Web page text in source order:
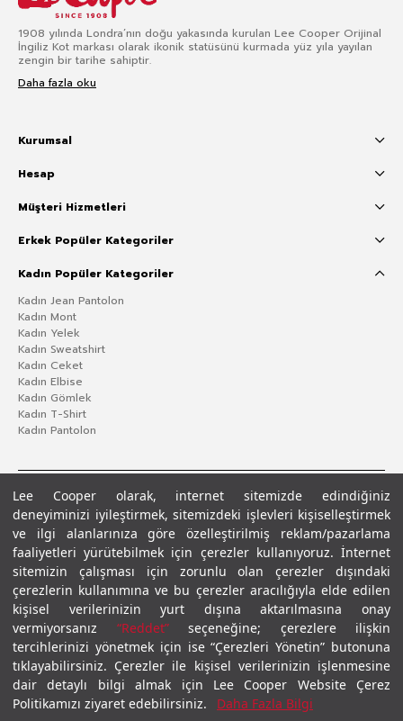
Lee Cooper olarak, internet sitemizde edindiğiniz
deneyiminizi iyileştirmek, sitemizdeki işlevleri kişiselleştirmek
ve ilgi alanlarınıza göre özelleştirilmiş reklam/pazarlama
faaliyetleri yürütebilmek için çerezler kullanıyoruz. İnternet
sitemizin çalışması için zorunlu olan çerezler dışındaki
çerezlerin kullanımına ve bu çerezler aracılığıyla elde edilen
kişisel verilerinizin yurt dışına aktarılmasına onay
vermiyorsanız “Reddet”seçeneğine; çerezlere ilişkin
tercihlerinizi yönetmek için ise “Çerezleri Yönetin” butonuna
tıklayabilirsiniz. Çerezler ile kişisel verilerinizin işlenmesine
dair detaylı bilgi almak için Lee Cooper Website Çerez
Politikamızı ziyaret edebilirsiniz.
Daha Fazla Bilgi
1908 yılında Londra’nın doğu yakasında kurulan Lee Cooper Orijinal
İngiliz Kot markası olarak ikonik statüsünü kurmada yüz yıla yayılan
zengin bir tarihe sahiptir.
Daha fazla oku
Kurumsal
Hesap
Müşteri Hizmetleri
Erkek Popüler Kategoriler
Kadın Popüler Kategoriler
Kadın Jean Pantolon
Kadın Mont
Kadın Yelek
Kadın Sweatshirt
Kadın Ceket
Kadın Elbise
Kadın Gömlek
Kadın T-Shirt
Kadın Pantolon
Gizlilik PolitikasıÇerez Politikası KVKK Aydınlatma MetniŞartlar ve Koşullar
© 2026 Leecooper - Tüm Hakları Saklıdır.